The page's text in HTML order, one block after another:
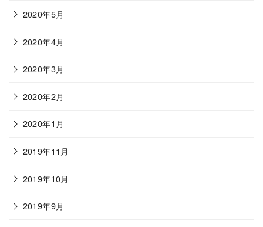
2020年5月
2020年4月
2020年3月
2020年2月
2020年1月
2019年11月
2019年10月
2019年9月